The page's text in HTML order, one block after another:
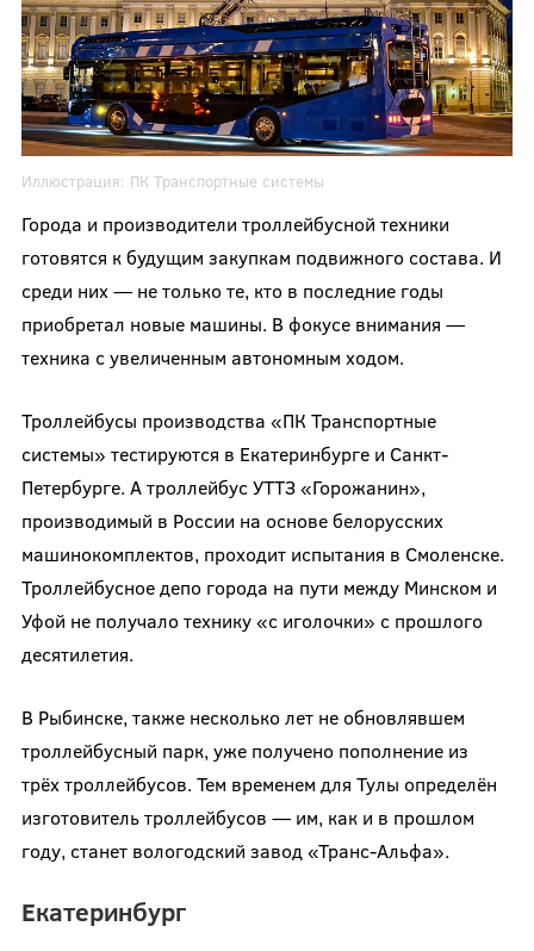
Иллюстрация: ПК Транспортные системы
Города и производители троллейбусной техники
готовятся к будущим закупкам подвижного состава. И
среди них — не только те, кто в последние годы
приобретал новые машины. В фокусе внимания —
техника с увеличенным автономным ходом.
Троллейбусы производства «ПК Транспортные
системы» тестируются в Екатеринбурге и Санкт-
Петербурге. А троллейбус УТТЗ «Горожанин»,
производимый в России на основе белорусских
машинокомплектов, проходит испытания в Смоленске.
Троллейбусное депо города на пути между Минском и
Уфой не получало технику «с иголочки» с прошлого
десятилетия.
В Рыбинске, также несколько лет не обновлявшем
троллейбусный парк, уже получено пополнение из
трёх троллейбусов. Тем временем для Тулы определён
изготовитель троллейбусов — им, как и в прошлом
году, станет вологодский завод «Транс-Альфа».
Екатеринбург